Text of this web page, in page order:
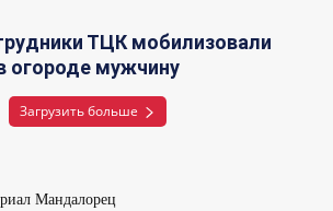
ТЦК мобилизовали
огороде мужчину
Загрузить больше
Мандалорец